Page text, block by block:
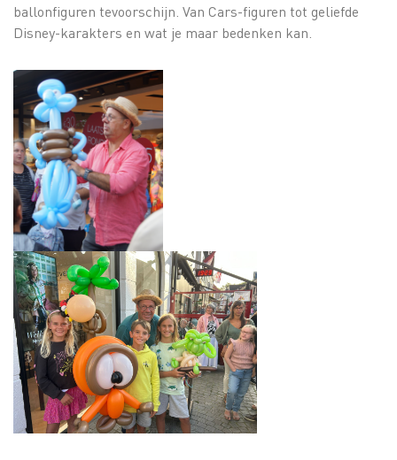
ballonfiguren tevoorschijn. Van Cars-figuren tot geliefde
Disney-karakters en wat je maar bedenken kan.